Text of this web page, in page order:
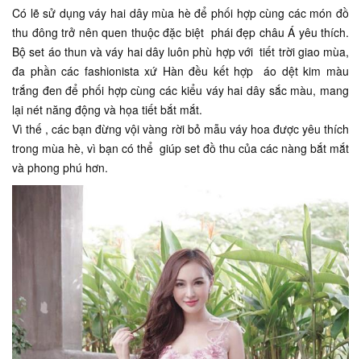
Có lẽ sử dụng váy hai dây mùa hè để phối hợp cùng các món đồ
thu đông trở nên quen thuộc đặc biệt phái đẹp châu Á yêu thích.
Bộ set áo thun và váy hai dây luôn phù hợp với tiết trời giao mùa,
đa phần các fashionista xứ Hàn đều kết hợp áo dệt kim màu
trắng đen để phối hợp cùng các kiểu váy hai dây sắc màu, mang
lại nét năng động và họa tiết bắt mắt.
Vì thế , các bạn đừng vội vàng rời bỏ mẫu váy hoa được yêu thích
trong mùa hè, vì bạn có thể giúp set đồ thu của các nàng bắt mắt
và phong phú hơn.